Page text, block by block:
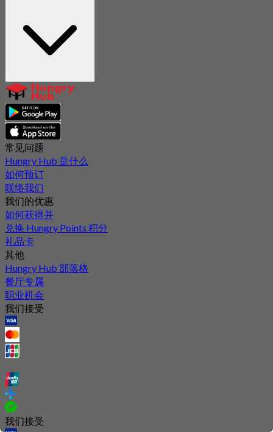
常见问题
Hungry Hub 是什么
如何预订
联络我们
我们的优惠
如何获得并
兑换 Hungry Points 积分
礼品卡
其他
Hungry Hub 部落格
餐厅专属
职业机会
我们接受
我们接受